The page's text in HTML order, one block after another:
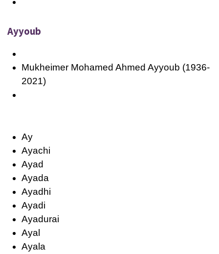
Ayyoub
Mukheimer Mohamed Ahmed Ayyoub (1936-
2021)
Ay
Ayachi
Ayad
Ayada
Ayadhi
Ayadi
Ayadurai
Ayal
Ayala